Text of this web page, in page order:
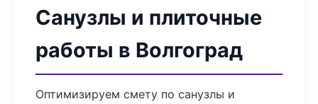
Санузлы и плиточные
работы в Волгоград
Оптимизируем смету по санузлы и